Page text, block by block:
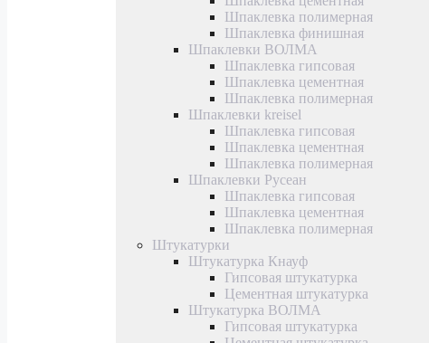
Шпаклевка полимерная
Шпаклевка финишная
Шпаклевки ВОЛМА
Шпаклевка гипсовая
Шпаклевка цементная
Шпаклевка полимерная
Шпаклевки kreisel
Шпаклевка гипсовая
Шпаклевка цементная
Шпаклевка полимерная
Шпаклевки Русеан
Шпаклевка гипсовая
Шпаклевка цементная
Шпаклевка полимерная
Штукатурки
Штукатурка Кнауф
Гипсовая штукатурка
Цементная штукатурка
Штукатурка ВОЛМА
Гипсовая штукатурка